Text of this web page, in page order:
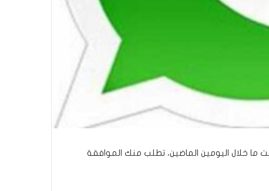
خلال اليومين الماضين، تطلب منك الموافقة